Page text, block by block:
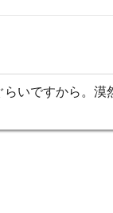
いですから。